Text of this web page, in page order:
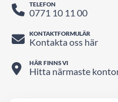
TELEFON
0771 10 11 00
KONTAKTFORMULÄR
Kontakta oss här
HÄR FINNS VI
Hitta närmaste